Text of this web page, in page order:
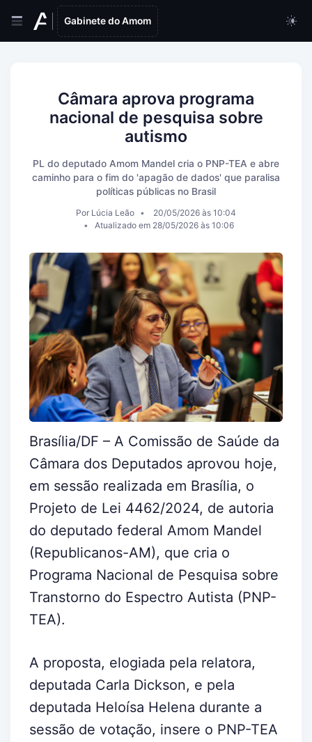
Gabinete do Amom
Câmara aprova programa
nacional de pesquisa sobre
autismo
PL do deputado Amom Mandel cria o PNP-TEA e abre
caminho para o fim do 'apagão de dados' que paralisa
políticas públicas no Brasil
Por Lúcia Leão
20/05/2026 às 10:04
Atualizado em 28/05/2026 às 10:06
Brasília/DF – A Comissão de Saúde da
Câmara dos Deputados aprovou hoje,
em sessão realizada em Brasília, o
Projeto de Lei 4462/2024, de autoria
do deputado federal Amom Mandel
(Republicanos-AM), que cria o
Programa Nacional de Pesquisa sobre
Transtorno do Espectro Autista (PNP-
TEA).
A proposta, elogiada pela relatora,
deputada Carla Dickson, e pela
deputada Heloísa Helena durante a
sessão de votação, insere o PNP-TEA